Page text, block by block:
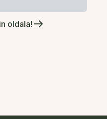
oldala!